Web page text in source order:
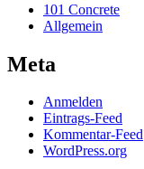
101 Concrete
Allgemein
Meta
Anmelden
Eintrags-Feed
Kommentar-Feed
WordPress.org